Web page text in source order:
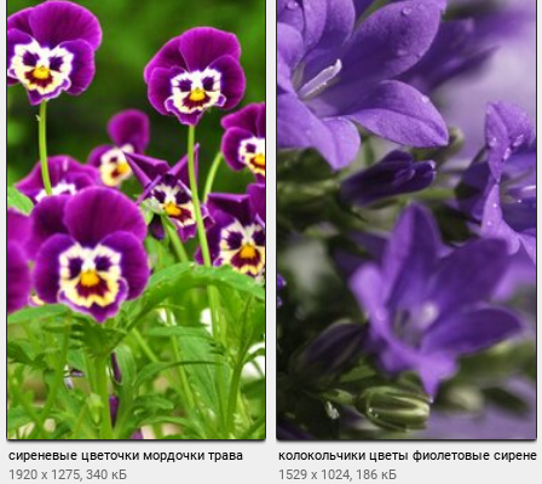
сиреневые цветочки мордочки трава
1920 x 1275, 340 кБ
колокольчики цветы фиолетовые
1529 x 1024, 186 кБ